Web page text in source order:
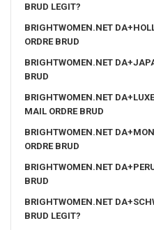
BRUD LEGIT?
BRIGHTWOMEN.NET
ORDRE BRUD
BRIGHTWOMEN.NET
BRUD
BRIGHTWOMEN.NET
MAIL ORDRE BRUD
BRIGHTWOMEN.NET
ORDRE BRUD
BRIGHTWOMEN.NET
BRUD
BRIGHTWOMEN.NET
BRUD LEGIT?